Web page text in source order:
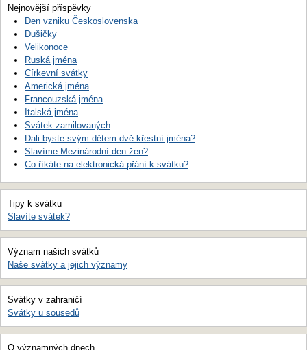
Nejnovější příspěvky
Den vzniku Československa
Dušičky
Velikonoce
Ruská jména
Církevní svátky
Americká jména
Francouzská jména
Italská jména
Svátek zamilovaných
Dali byste svým dětem dvě křestní jména?
Slavíme Mezinárodní den žen?
Co říkáte na elektronická přání k svátku?
Tipy k svátku
Slavíte svátek?
Význam našich svátků
Naše svátky a jejich významy
Svátky v zahraničí
Svátky u sousedů
O významných dnech